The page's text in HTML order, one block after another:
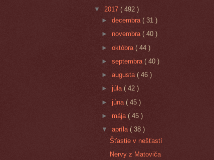
▼ 2017 ( 492 )
►decembra( 31 )
► novembra( 40 )
►októbra( 44 )
►septembra( 40 )
►augusta( 46 )
►júla( 42 )
►júna( 45 )
►mája( 45 )
▼apríla( 38 )
Šťastie v nešťastí
Nervy z Matoviča